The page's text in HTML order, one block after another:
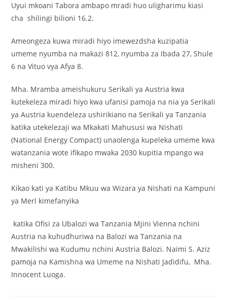
Uyui mkoani Tabora ambapo mradi huo uligharimu kiasi
cha shilingi bilioni 16.2.
Ameongeza kuwa miradi hiyo imewezdsha kuzipatia
umeme nyumba na makazi 812, nyumba za Ibada 27, Shule
6 na Vituo vya Afya 8.
Mha. Mramba ameishukuru Serikali ya Austria kwa
kutekeleza miradi hiyo kwa ufanisi pamoja na nia ya Serikali
ya Austria kuendeleza ushirikiano na Serikali ya Tanzania
katika utekelezaji wa Mkakati Mahususi wa Nishati
(National Energy Compact) unaolenga kupeleka umeme kwa
watanzania wote ifikapo mwaka 2030 kupitia mpango wa
misheni 300.
Kikao kati ya Katibu Mkuu wa Wizara ya Nishati na Kampuni
ya Merl kimefanyika
katika Ofisi za Ubalozi wa Tanzania Mjini Vienna nchini
Austria na kuhudhuriwa na Balozi wa Tanzania na
Mwakilishi wa Kudumu nchini Austria Balozi. Naimi S. Aziz
pamoja na Kamishna wa Umeme na Nishati Jadidifu, Mha.
Innocent Luoga.